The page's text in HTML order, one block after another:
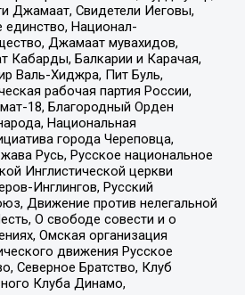
Джамаат, Свидетели Иеговы,
единство, Национал-
Джамаат мувахидов,
Кабарды, Балкарии и Карачая,
Валь-Хиджра, Пит Буль,
рабочая партия России,
18, Благородный Орден
Национальная
города Череповца,
Русь, Русское национальное
Инглистической церкви
Инглингов, Русский
Движение против нелегальной
О свободе совести и о
Омская организация
движения Русское
Северное Братство, Клуб
Клуба Динамо,